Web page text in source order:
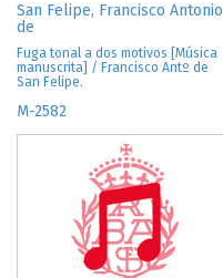
San Felipe, Francisco Antonio
de
Fuga tonal a dos motivos [Música
manuscrita] / Francisco Antº de
San Felipe.
M-2582